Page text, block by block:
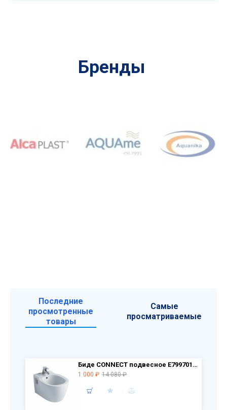
Бренды
Последние
просмотренные
товары
Самые
просматриваемые
Биде CONNECT подвесное Е799701 РАСПРОДАЖА витринный экземпляр
1 000 ₽ 14 080 ₽